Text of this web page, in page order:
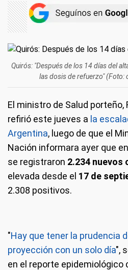
Quirós: "Después de los 14 días del
las dosis de refuerzo" (Foto:
El ministro de Salud porteño,
refirió este jueves a la
Argentina, luego de que el
Nación informara ayer que
se registraron 2.234 nuevos
elevada desde el 17 de
2.308 positivos.
"Hay que tener la prudencia
proyección con un solo día",
en el reporte epidemiológico